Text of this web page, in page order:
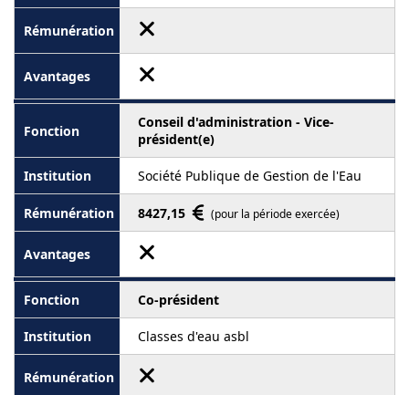
Conseil d'administration - Vice-
président(e)
Société Publique de Gestion de l'Eau
8427,15 (pour la période exercée)
Co-président
Classes d'eau asbl